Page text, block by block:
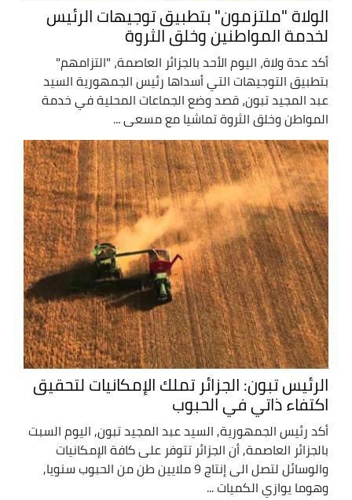
الولاة "ملتزمون" بتطبيق توجيهات الرئيس
لخدمة المواطنين وخلق الثروة
أكد عدة ولاة، اليوم الأحد بالجزائر العاصمة، "التزامهم"
بتطبيق التوجيهات التي أسداها رئيس الجمهورية السيد
عبد المجيد تبون، قصد وضع الجماعات المحلية في خدمة
المواطن وخلق الثروة تماشيا مع مسعى ...
الرئيس تبون: الجزائر تملك الإمكانيات لتحقيق
اكتفاء ذاتي في الحبوب
أكد رئيس الجمهورية, السيد عبد المجيد تبون, اليوم السبت
بالجزائر العاصمة, أن الجزائر تتوفر على كافة الإمكانيات
والوسائل لتصل الى إنتاج 9 ملايين طن من الحبوب سنويا,
وهوما يوازي الكميات ...